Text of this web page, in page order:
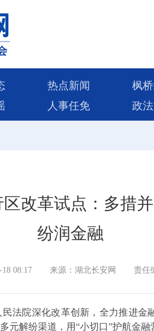
热点新闻 枫
人事任免 政
改革试点：多措
纷润金融
08:17 来源：湖北长安网 责任
法院深化改革创新，全力推进金
元解纷渠道，用“小切口”护航金融